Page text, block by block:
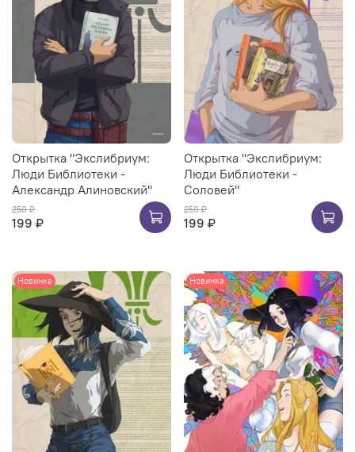
Открытка "Экслибриум:
Люди Библиотеки -
Александр Алиновский"
250 ₽
199 ₽
Открытка "Экслибриум:
Люди Библиотеки -
Соловей"
250 ₽
199 ₽
Новинка Новинка